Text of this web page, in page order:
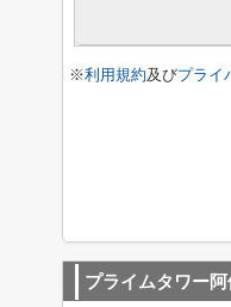
※利用規約及びプライ
プライムタワー